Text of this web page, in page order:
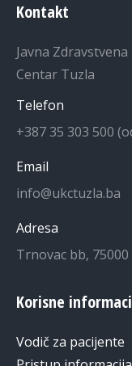
Kontakt
Javna
Centar Tuzla
Telefon
+387 35 303 500
Email
info@ukctuzla.ba
Adresa
Trnovac bb,
Korisne
Vodič za pacijente